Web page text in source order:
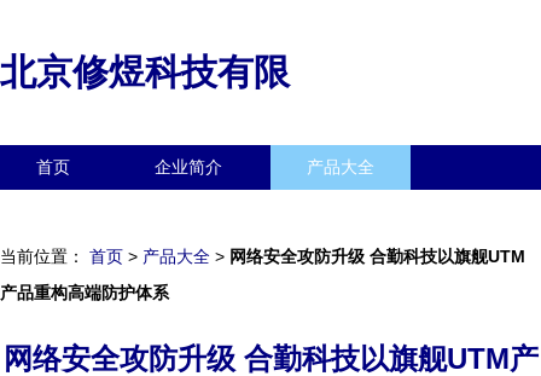
北京修煜科技有限
首页 企业简介 产品大全
当前位置： 首页 > 产品大全 > 网络安全攻防升级 合勤科技以旗舰UTM
产品重构高端防护体系
网络安全攻防升级 合勤科技以旗舰UTM产